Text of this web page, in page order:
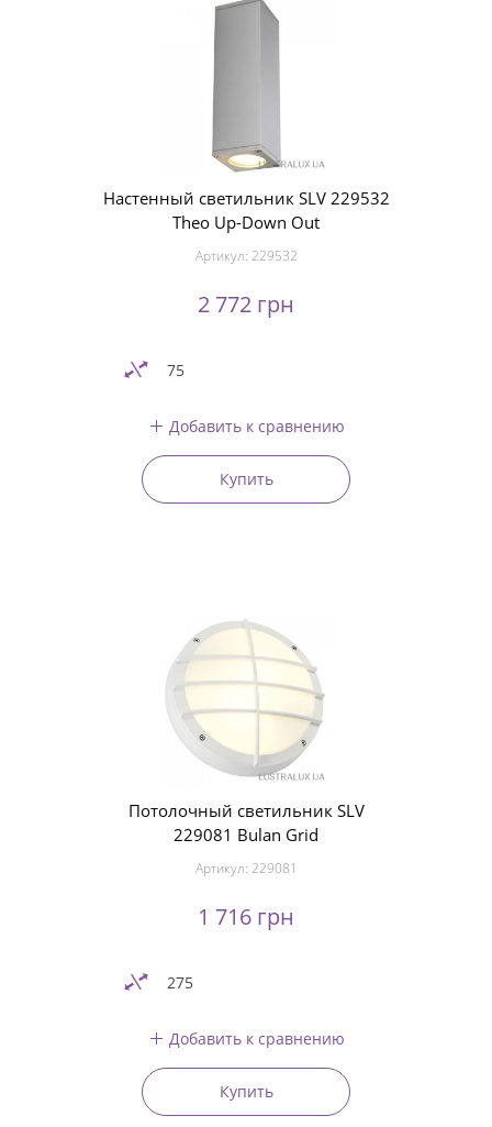
Настенный светильник SLV 229532
Theo Up-Down Out
Артикул: 229532
2 772 грн
75
Добавить к сравнению
Купить
Потолочный светильник SLV
229081 Bulan Grid
Артикул: 229081
1 716 грн
275
Добавить к сравнению
Купить